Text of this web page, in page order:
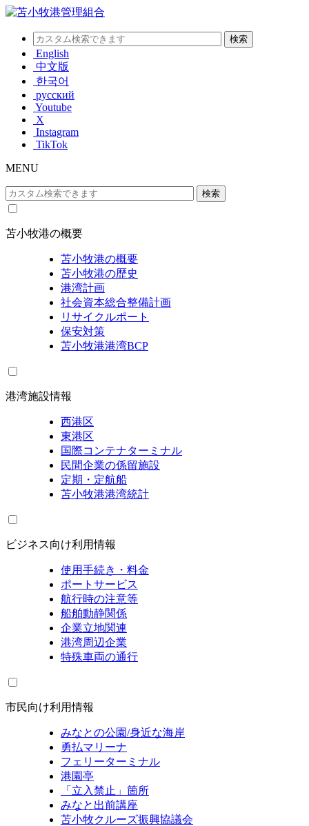
English
中文版
한국어
русский
Youtube
X
Instagram
TikTok
MENU
苫小牧港の概要
苫小牧港の概要
苫小牧港の歴史
港湾計画
社会資本総合整備計画
リサイクルポート
保安対策
苫小牧港港湾BCP
港湾施設情報
西港区
東港区
国際コンテナターミナル
民間企業の係留施設
定期・定航船
苫小牧港港湾統計
ビジネス向け利用情報
使用手続き・料金
ポートサービス
航行時の注意等
船舶動静関係
企業立地関連
港湾周辺企業
特殊車両の通行
市民向け利用情報
みなとの公園/身近な海岸
勇払マリーナ
フェリーターミナル
港園亭
「立入禁止」箇所
みなと出前講座
苫小牧クルーズ振興協議会